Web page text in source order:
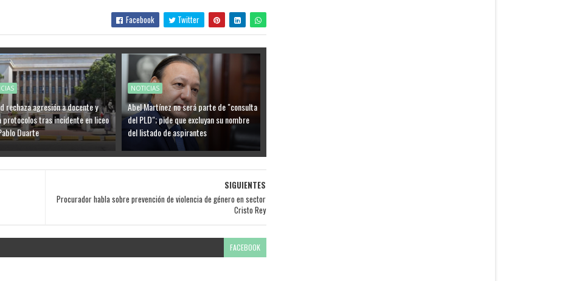
Facebook Twitter
rechaza agresión a docente y
protocolos tras incidente en liceo
Duarte
NOTICIAS
Abel Martínez no será parte de "consulta
del PLD"; pide que excluyan su nombre
del listado de aspirantes
SIGUIENTES
Procurador habla sobre prevención de violencia de género en sector
Cristo Rey
FACEBOOK